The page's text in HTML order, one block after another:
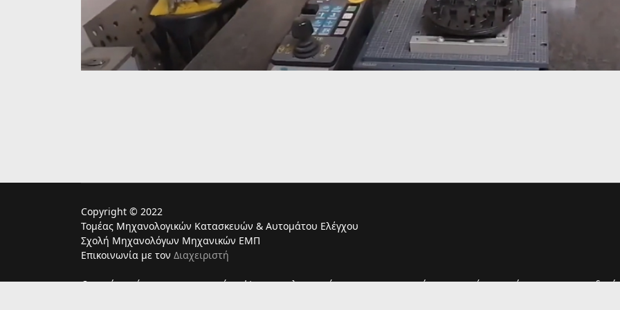
Copyright © 2022
Τομέας Μηχανολογικών Κατασκευών & Αυτομάτου Ελέγχου
Σχολή Μηχανολόγων Μηχανικών ΕΜΠ
Επικοινωνία με τον Διαχειριστή
Ο παρών ιστότοπος χρησιμoποιεί cookies για τη λειτουργία του και η παραμονή σας σε αυτόν συνεπάγεται και την αποδοχή